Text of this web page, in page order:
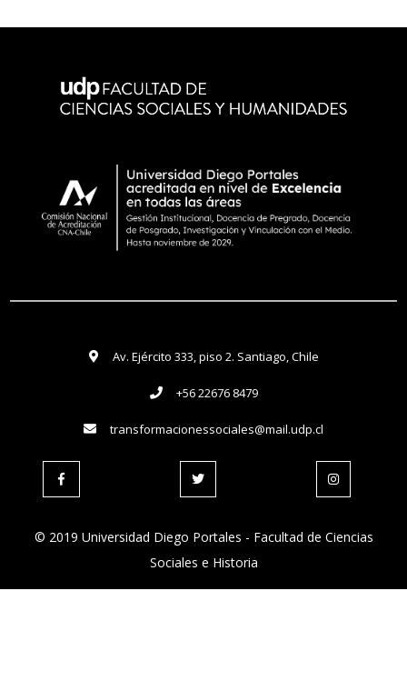
Av. Ejército 333, piso 2. Santiago, Chile
+56 22676 8479
transformacionessociales@mail.udp.cl
© 2019 Universidad Diego Portales - Facultad de Ciencias
Sociales e Historia